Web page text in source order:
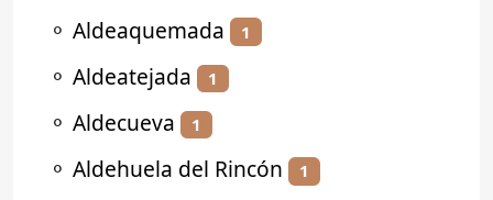
⚬ Aldeaquemada 1
⚬ Aldeatejada 1
⚬ Aldecueva 1
⚬ Aldehuela del Rincón 1